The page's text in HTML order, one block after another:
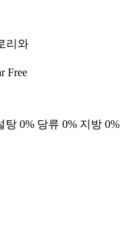
리와
Free
0% 당류 0% 지방 0%